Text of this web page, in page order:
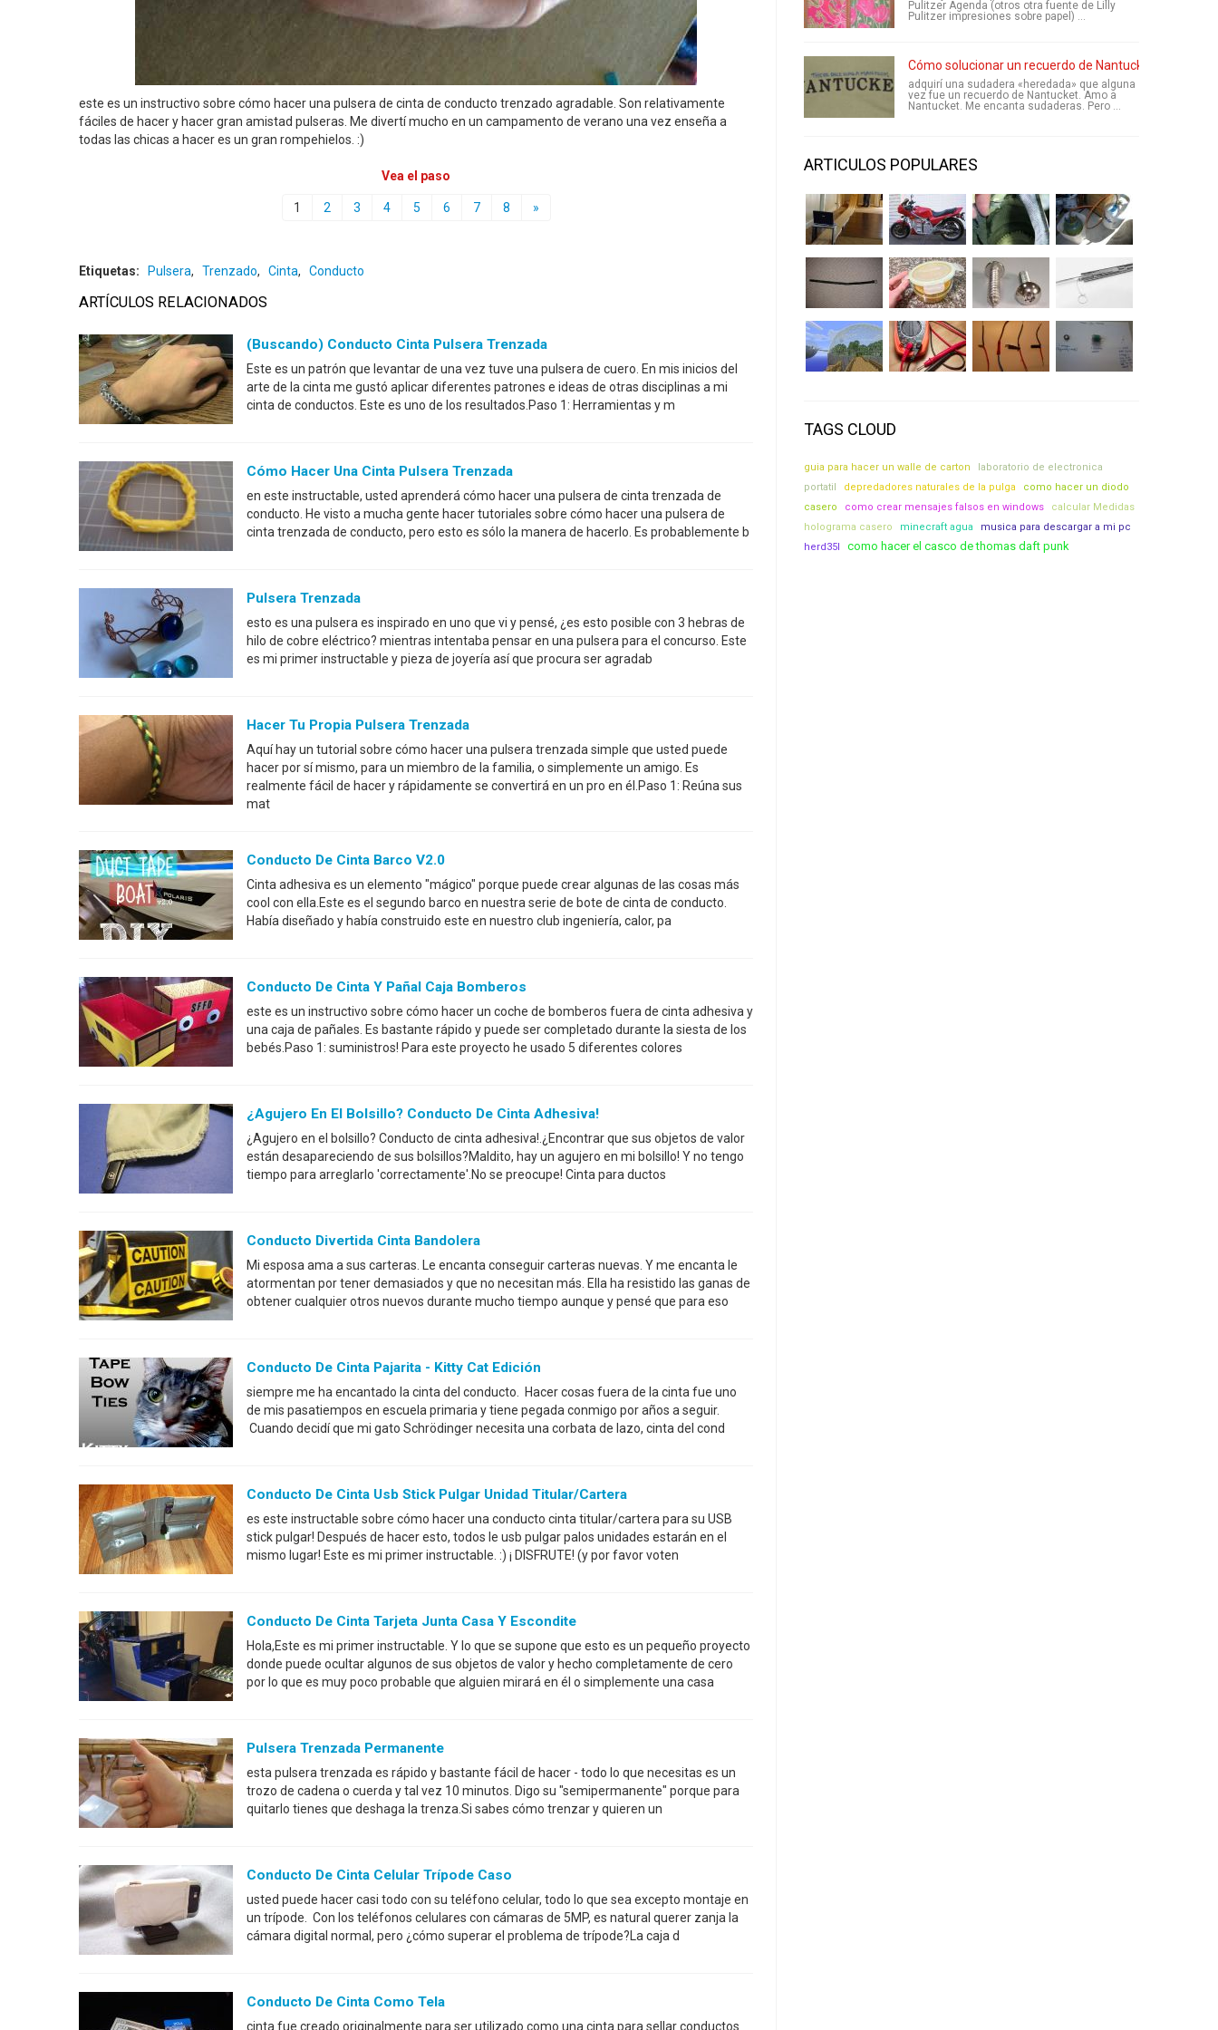
este es un instructivo sobre cómo hacer una pulsera de cinta de conducto trenzado agradable. Son relativamente
fáciles de hacer y hacer gran amistad pulseras. Me divertí mucho en un campamento de verano una vez enseña a
todas las chicas a hacer es un gran rompehielos. :)
Vea el paso
1 2 3 4 5 6 7 8 »
Etiquetas: Pulsera, Trenzado, Cinta, Conducto
ARTÍCULOS RELACIONADOS
(Buscando) Conducto Cinta Pulsera Trenzada
Este es un patrón que levantar de una vez tuve una pulsera de cuero. En mis inicios del
arte de la cinta me gustó aplicar diferentes patrones e ideas de otras disciplinas a mi
cinta de conductos. Este es uno de los resultados.Paso 1: Herramientas y m
Cómo Hacer Una Cinta Pulsera Trenzada
en este instructable, usted aprenderá cómo hacer una pulsera de cinta trenzada de
conducto. He visto a mucha gente hacer tutoriales sobre cómo hacer una pulsera de
cinta trenzada de conducto, pero esto es sólo la manera de hacerlo. Es probablemente b
Pulsera Trenzada
esto es una pulsera es inspirado en uno que vi y pensé, ¿es esto posible con 3 hebras de
hilo de cobre eléctrico? mientras intentaba pensar en una pulsera para el concurso. Este
es mi primer instructable y pieza de joyería así que procura ser agradab
Hacer Tu Propia Pulsera Trenzada
Aquí hay un tutorial sobre cómo hacer una pulsera trenzada simple que usted puede
hacer por sí mismo, para un miembro de la familia, o simplemente un amigo. Es
realmente fácil de hacer y rápidamente se convertirá en un pro en él.Paso 1: Reúna sus
mat
Conducto De Cinta Barco V2.0
Cinta adhesiva es un elemento "mágico" porque puede crear algunas de las cosas más
cool con ella.Este es el segundo barco en nuestra serie de bote de cinta de conducto.
Había diseñado y había construido este en nuestro club ingeniería, calor, pa
Conducto De Cinta Y Pañal Caja Bomberos
este es un instructivo sobre cómo hacer un coche de bomberos fuera de cinta adhesiva y
una caja de pañales. Es bastante rápido y puede ser completado durante la siesta de los
bebés.Paso 1: suministros! Para este proyecto he usado 5 diferentes colores
¿Agujero En El Bolsillo? Conducto De Cinta Adhesiva!
¿Agujero en el bolsillo? Conducto de cinta adhesiva!.¿Encontrar que sus objetos de valor
están desapareciendo de sus bolsillos?Maldito, hay un agujero en mi bolsillo! Y no tengo
tiempo para arreglarlo 'correctamente'.No se preocupe! Cinta para ductos
Conducto Divertida Cinta Bandolera
Mi esposa ama a sus carteras. Le encanta conseguir carteras nuevas. Y me encanta le
atormentan por tener demasiados y que no necesitan más. Ella ha resistido las ganas de
obtener cualquier otros nuevos durante mucho tiempo aunque y pensé que para eso
Conducto De Cinta Pajarita - Kitty Cat Edición
siempre me ha encantado la cinta del conducto. Hacer cosas fuera de la cinta fue uno
de mis pasatiempos en escuela primaria y tiene pegada conmigo por años a seguir.
Cuando decidí que mi gato Schrödinger necesita una corbata de lazo, cinta del cond
Conducto De Cinta Usb Stick Pulgar Unidad Titular/cartera
es este instructable sobre cómo hacer una conducto cinta titular/cartera para su USB
stick pulgar! Después de hacer esto, todos le usb pulgar palos unidades estarán en el
mismo lugar! Este es mi primer instructable. :) ¡ DISFRUTE! (y por favor voten
Conducto De Cinta Tarjeta Junta Casa Y Escondite
Hola,Este es mi primer instructable. Y lo que se supone que esto es un pequeño proyecto
donde puede ocultar algunos de sus objetos de valor y hecho completamente de cero
por lo que es muy poco probable que alguien mirará en él o simplemente una casa
Pulsera Trenzada Permanente
esta pulsera trenzada es rápido y bastante fácil de hacer - todo lo que necesitas es un
trozo de cadena o cuerda y tal vez 10 minutos. Digo su "semipermanente" porque para
quitarlo tienes que deshaga la trenza.Si sabes cómo trenzar y quieren un
Conducto De Cinta Celular Trípode Caso
usted puede hacer casi todo con su teléfono celular, todo lo que sea excepto montaje en
un trípode. Con los teléfonos celulares con cámaras de 5MP, es natural querer zanja la
cámara digital normal, pero ¿cómo superar el problema de trípode?La caja d
Conducto De Cinta Como Tela
cinta fue creado originalmente para ser utilizado como una cinta para sellar conductos
Pulitzer Agenda (otros otra fuente de Lilly
Pulitzer impresiones sobre papel) ...
Cómo solucionar un recuerdo de Nantucket
adquirí una sudadera «heredada» que alguna
vez fue un recuerdo de Nantucket. Amo a
Nantucket. Me encanta sudaderas. Pero ...
ARTICULOS POPULARES
TAGS CLOUD
guia para hacer un walle de carton
laboratorio de electronica
portatil
depredadores naturales de la pulga
como hacer un diodo
casero
como crear mensajes falsos en windows
calcular Medidas
holograma casero
minecraft agua
musica para descargar a mi pc
herd35l
como hacer el casco de thomas daft punk